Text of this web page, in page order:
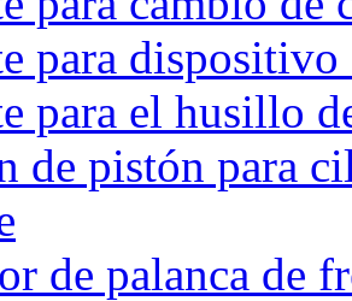
para
para el husillo
de pistón para
de palanca de